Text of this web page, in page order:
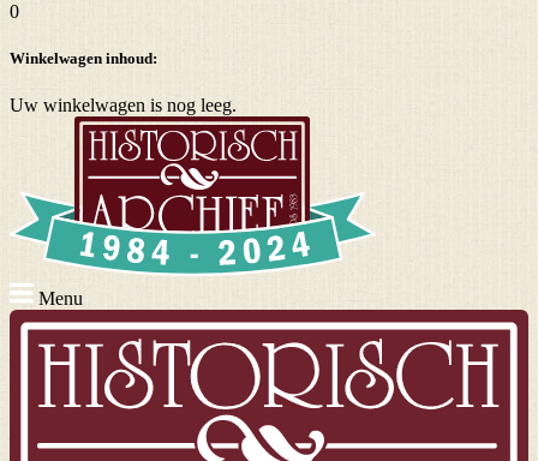
0
Winkelwagen inhoud:
Uw winkelwagen is nog leeg.
Menu